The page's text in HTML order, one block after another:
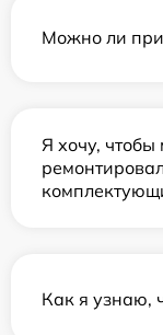
Можно ли
Я хочу, чтобы
Как я узнаю,